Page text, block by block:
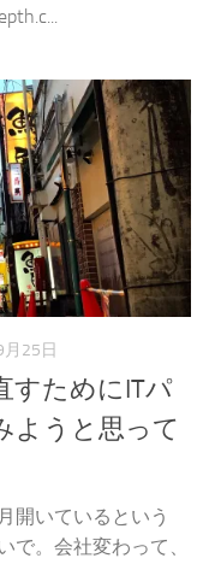
25日
すためにITパ
ようと思って
開いているという
で。会社変わって、